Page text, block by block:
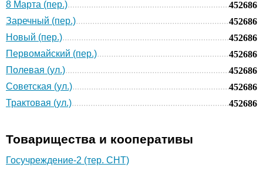
8 Марта (пер.)
452686
Заречный (пер.)
452686
Новый (пер.)
452686
Первомайский (пер.)
452686
Полевая (ул.)
452686
Советская (ул.)
452686
Трактовая (ул.)
452686
Товарищества и кооперативы
Госучреждение-2 (тер. СНТ)